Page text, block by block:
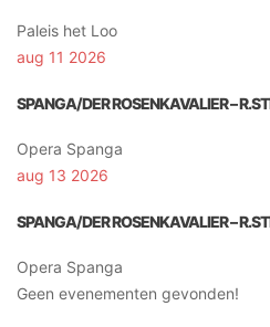
Paleis het Loo
aug 11 2026
SPANGA/DER ROSENKAVALIER –
Opera Spanga
aug 13 2026
SPANGA/DER ROSENKAVALIER –
Opera Spanga
Geen evenementen gevonden!